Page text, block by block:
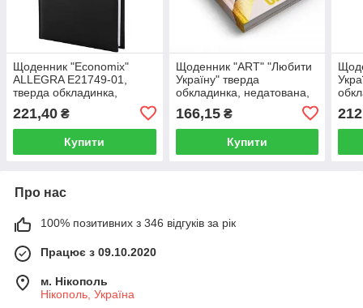
Щоденник "Economix"
ALLEGRA E21749-01,
тверда обкладинка,
недатована, 160 аркушів у
лінію, формат А5,
221,40 ₴
Купити
Щоденник "ART" "Любити
Україну" тверда
обкладинка, недатована,
формат А5
166,15₴
Купити
Про нас
100% позитивних з 346 відгуків за рік
Працює з 09.10.2020
м. Нікополь
Нікополь, Україна